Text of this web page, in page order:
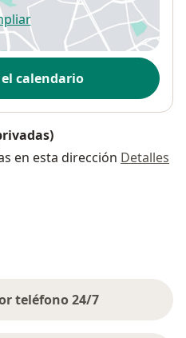
se abre en una nueva
calendario
en esta dirección Detalles
teléfono 24/7